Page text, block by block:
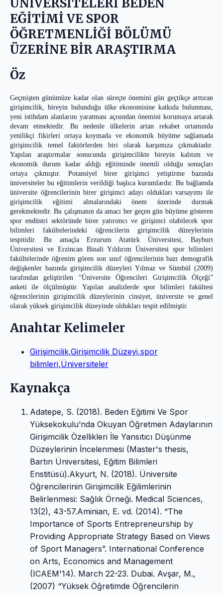
ÜNİVERSİTELERİ BEDEN
EĞİTİMİ VE SPOR
ÖĞRETMENLİĞİ BÖLÜMÜ
ÜZERİNE BİR ARAŞTIRMA
Öz
Geçmişten günümüze kadar olan süreçte önemini gün geçtikçe arttıran
girişimcilik, bireyin bulunduğu ülke ekonomisine katkıda bulunması,
yeni istihdam alanlarını yaratması açısından önemini korumaya artarak
devam etmektedir. Bu nedenle ülkelerin artan rekabet ortamında
yenilikçi fikirleri ortaya koymada ve ekonomik büyüme sağlamada
girişimcilik temel faktörlerden biri olarak karşımıza çıkmaktadır.
Yapılan araştırmalar sonucunda girişimcilikte bireyin kalıtım ve
ekonomik durum kadar aldığı eğitiminde önemli olduğu sonuçları
ortaya çıkmıştır. Potansiyel birer girişimci yetiştirme bazında
üniversiteler bu eğitimlerin verildiği başlıca kurumlardır. Bu bağlamda
üniversite öğrencilerinin birer girişimci adayı oldukları varsayımı ile
girişimcilik eğitimi almalarındaki önem üzerinde durmak
gerekmektedir. Bu çalışmanın da amacı her geçen gün büyüme gösteren
spor endüstri sektöründe birer yatırımcı ve girişimci olabilecek spor
bilimleri fakültelerindeki öğrencilerin girişimcilik düzeylerinin
tespitidir. Bu amaçla Erzurum Atatürk Üniversitesi, Bayburt
Üniversitesi ve Erzincan Binali Yıldırım Üniversitesi spor bilimleri
fakültelerinde öğrenim gören son sınıf öğrencilerinin bazı demografik
değişkenler bazında girişimcilik düzeyleri Yılmaz ve Sümbül (2009)
tarafından geliştirilen “Üniversite Öğrencileri Girişimcilik Ölçeği”
anketi ile ölçülmüştür. Yapılan analizlerde spor bilimleri fakültesi
öğrencilerinin girişimcilik düzeylerinin cinsiyet, üniversite ve genel
olarak yüksek girişimcilik düzeyinde oldukları tespit edilmiştir.
Anahtar Kelimeler
Girişimcilik,Girişimcilik Düzeyi,spor
bilimleri,Üniversiteler
Kaynakça
Adatepe, S. (2018). Beden Eğitimi Ve Spor
Yüksekokulu’nda Okuyan Öğretmen Adaylarının
Girişimcilik Özellikleri İle Yansıtıcı Düşünme
Düzeylerinin İncelenmesi (Master's thesis,
Bartın Üniversitesi, Eğitim Bilimleri
Enstitüsü).Akyurt, N. (2018). Üniversite
Öğrencilerinin Girişimcilik Eğilimlerinin
Belirlenmesi: Sağlık Örneği. Medical Sciences,
13(2), 43-57.Aminian, E. vd. (2014). “The
Importance of Sports Entrepreneurship by
Providing Appropriate Strategy Based on Views
of Sport Managers”. International Conference
on Arts, Economics and Management
(ICAEM'14). March 22-23. Dubai. Avşar, M.,
(2007) “Yüksek Öğretimde Öğrencilerin